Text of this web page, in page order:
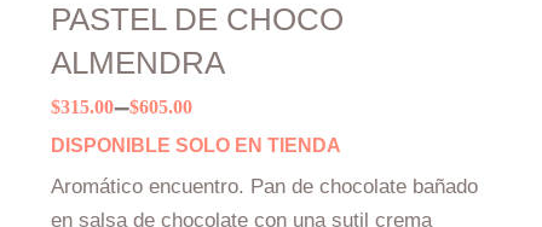
PASTEL DE CHOCO
ALMENDRA
$315.00–$605.00
Price
range:
$315.00
through
DISPONIBLE SOLO EN TIENDA
Aromático encuentro. Pan de chocolate bañado
en salsa de chocolate con una sutil crema